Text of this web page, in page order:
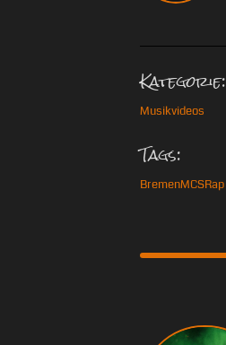
Kategorie:
Musikvideos
Tags:
BremenMCSRap